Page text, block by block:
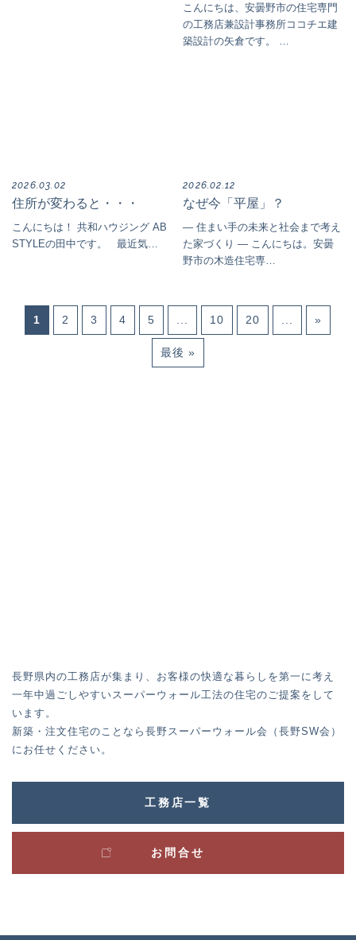
こんにちは、安曇野市の住宅専門
の工務店兼設計事務所ココチエ建
築設計の矢倉です。 …
2026.03.02
住所が変わると・・・
こんにちは！ 共和ハウジング AB
STYLEの田中です。 最近気…
2026.02.12
なぜ今「平屋」？
― 住まい手の未来と社会まで考え
た家づくり ― こんにちは。安曇
野市の木造住宅専…
1 2 3 4 5 10 20 »
最後 »
長野県内の工務店が集まり、お客様の快適な暮らしを第一に考え
一年中過ごしやすいスーパーウォール工法の住宅のご提案をして
います。
新築・注文住宅のことなら長野スーパーウォール会（長野SW会）
にお任せください。
工務店一覧
お問合せ